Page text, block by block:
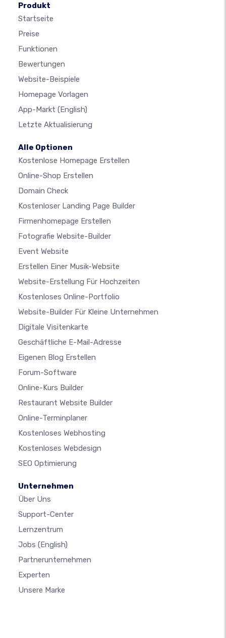
Produkt
Startseite
Preise
Funktionen
Bewertungen
Website-Beispiele
Homepage Vorlagen
App-Markt (English)
Letzte Aktualisierung
Alle Optionen
Kostenlose Homepage Erstellen
Online-Shop Erstellen
Domain Check
Kostenloser Landing Page Builder
Firmenhomepage Erstellen
Fotografie Website-Builder
Event Website
Erstellen Einer Musik-Website
Website-Erstellung Für Hochzeiten
Kostenloses Online-Portfolio
Website-Builder Für Kleine Unternehmen
Digitale Visitenkarte
Geschäftliche E-Mail-Adresse
Eigenen Blog Erstellen
Forum-Software
Online-Kurs Builder
Restaurant Website Builder
Online-Terminplaner
Kostenloses Webhosting
Kostenloses Webdesign
SEO Optimierung
Unternehmen
Über Uns
Support-Center
Lernzentrum
Jobs (English)
Partnerunternehmen
Experten
Unsere Marke